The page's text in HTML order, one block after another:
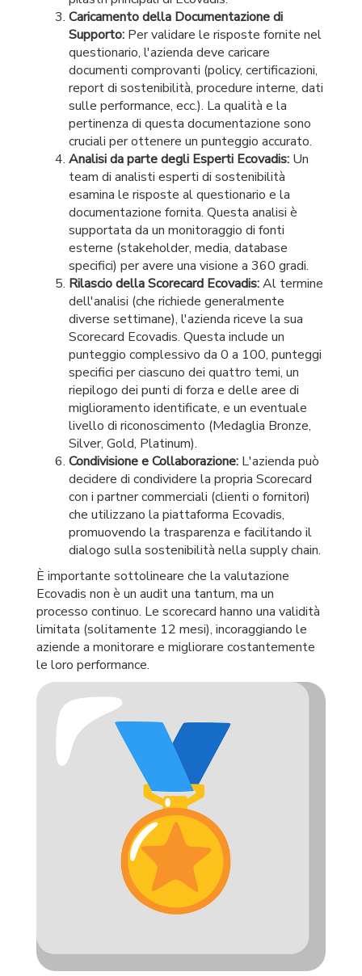
Caricamento della Documentazione di
Supporto: Per validare le risposte fornite nel
questionario, l'azienda deve caricare
documenti comprovanti (policy, certificazioni,
report di sostenibilità, procedure interne, dati
sulle performance, ecc.). La qualità e la
pertinenza di questa documentazione sono
cruciali per ottenere un punteggio accurato.
Analisi da parte degli Esperti Ecovadis: Un
team di analisti esperti di sostenibilità
esamina le risposte al questionario e la
documentazione fornita. Questa analisi è
supportata da un monitoraggio di fonti
esterne (stakeholder, media, database
specifici) per avere una visione a 360 gradi.
Rilascio della Scorecard Ecovadis:Al termine
dell'analisi (che richiede generalmente
diverse settimane), l'azienda riceve la sua
Scorecard Ecovadis. Questa include un
punteggio complessivo da 0 a 100, punteggi
specifici per ciascuno dei quattro temi, un
riepilogo dei punti di forza e delle aree di
miglioramento identificate, e un eventuale
livello di riconoscimento (Medaglia Bronze,
Silver, Gold, Platinum).
Condivisione e Collaborazione: L'azienda può
decidere di condividere la propria Scorecard
con i partner commerciali (clienti o fornitori)
che utilizzano la piattaforma Ecovadis,
promuovendo la trasparenza e facilitando il
dialogo sulla sostenibilità nella supply chain.
È importante sottolineare che la valutazione
Ecovadis non è un audit una tantum, ma un
processo continuo. Le scorecard hanno una validità
limitata (solitamente 12 mesi), incoraggiando le
aziende a monitorare e migliorare costantemente
le loro performance.